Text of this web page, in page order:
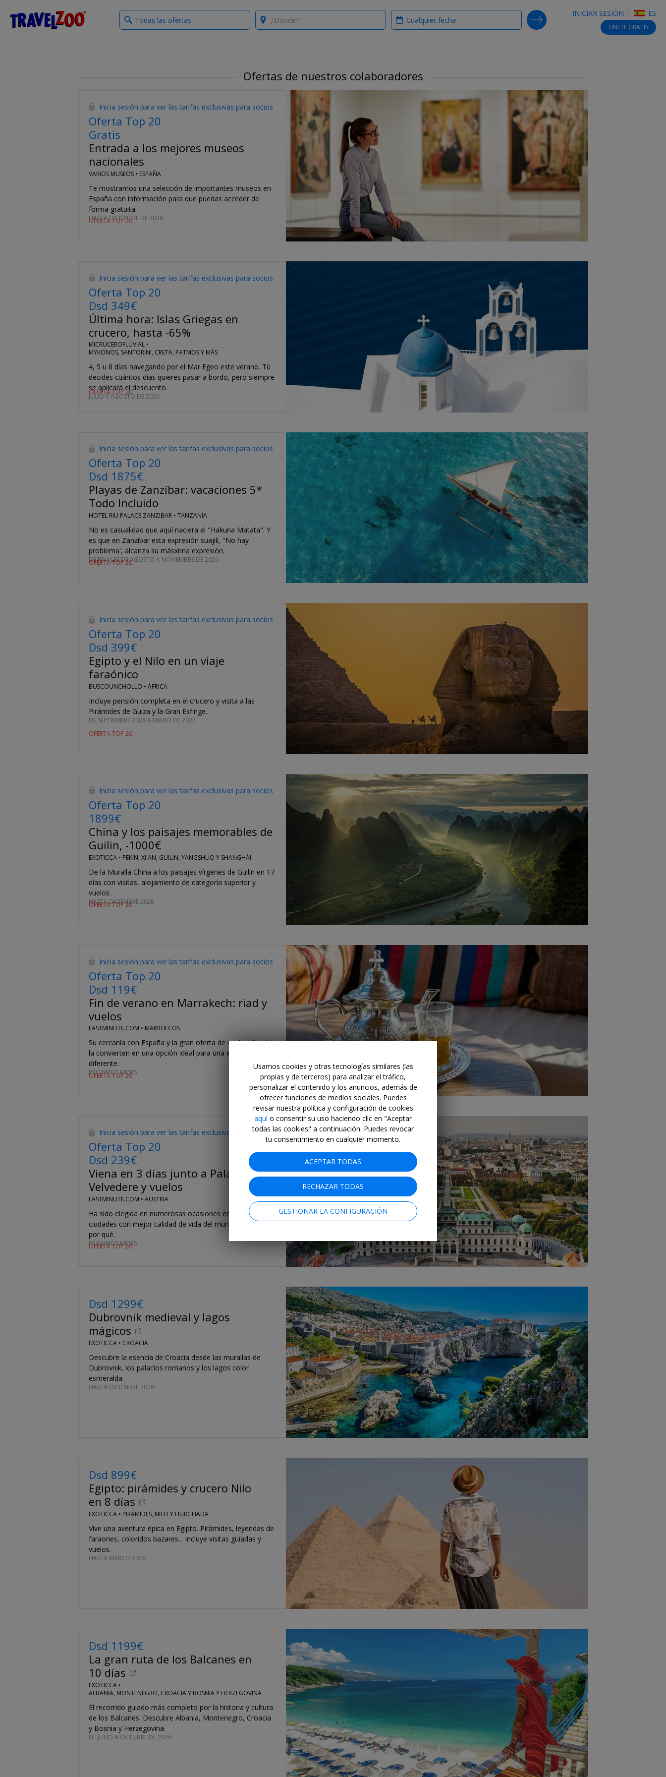
Travelzoo INICIAR SESIÓN ES
ÚNETE GRATIS
What
type
Where? When?
SEARCH DEALS
Ofertas de nuestros colaboradores
Inicia sesión para ver las tarifas exclusivas para socios
Oferta Top 20
Gratis
Entrada a los mejores museos
nacionales
VARIOS MUSEOS • ESPAÑA
Te mostramos una selección de importantes museos en
España con información para que puedas acceder de
forma gratuita.
HASTA DICIEMBRE DE 2026
OFERTA TOP 20
Inicia sesión para ver las tarifas exclusivas para socios
Oferta Top 20
Dsd 349€
Última hora: Islas Griegas en
crucero, hasta -65%
MICRUCEROFLUVIAL •
MYKONOS, SANTORINI, CRETA, PATMOS Y MÁS
4, 5 u 8 días navegando por el Mar Egeo este verano. Tú
decides cuántos días quieres pasar a bordo, pero siempre
se aplicará el descuento.
JULIO Y AGOSTO DE 2026
OFERTA TOP 20
Inicia sesión para ver las tarifas exclusivas para socios
Oferta Top 20
Dsd 1875€
Playas de Zanzíbar: vacaciones 5*
Todo Incluido
HOTEL RIU PALACE ZANZIBAR • TANZANIA
No es casualidad que aquí naciera el "Hakuna Matata". Y
es que en Zanzíbar esta expresión suajili, "No hay
problema', alcanza su másxima expresión.
DE FINALES DE AGOSTO A NOVIEMBRE DE 2026
OFERTA TOP 20
Inicia sesión para ver las tarifas exclusivas para socios
Oferta Top 20
Dsd 399€
Egipto y el Nilo en un viaje
faraónico
BUSCOUNCHOLLO • ÁFRICA
Incluye pensión completa en el crucero y visita a las
Pirámides de Guiza y la Gran Esfinge.
DE SEPTIEMBRE 2026 A ENERO DE 2027
OFERTA TOP 20
Inicia sesión para ver las tarifas exclusivas para socios
Oferta Top 20
1899€
China y los paisajes memorables de
Guilin, -1000€
EXOTICCA • PEKÍN, XI'AN, GUILIN, YANGSHUO Y SHANGHÁI
De la Muralla China a los paisajes vírgenes de Guilin en 17
días con visitas, alojamiento de categoría superior y
vuelos.
HASTA DICIEMBRE 2028
OFERTA TOP 20
Inicia sesión para ver las tarifas exclusivas para socios
Oferta Top 20
Dsd 119€
Fin de verano en Marrakech: riad y
vuelos
LASTMINUTE.COM • MARRUECOS
Su cercanía con España y la gran oferta de vuelos directos
la convierten en una opción ideal para una escapada
diferente.
PRÓXIMOS MESES
OFERTA TOP 20
Inicia sesión para ver las tarifas exclusivas para socios
Oferta Top 20
Dsd 239€
Viena en 3 días junto a Palacio
Velvedere y vuelos
LASTMINUTE.COM • AUSTRIA
Ha sido elegida en numerosas ocasiones entre las
ciudades con mejor calidad de vida del mundo. Descubre
por qué.
PRÓXIMOS MESES
OFERTA TOP 20
Dsd 1299€
Dubrovnik medieval y lagos
mágicos
EXOTICCA • CROACIA
Descubre la esencia de Croacia desde las murallas de
Dubrovnik, los palacios romanos y los lagos color
esmeralda.
HASTA DICIEMBRE 2026
Dsd 899€
Egipto: pirámides y crucero Nilo
en 8 días
EXOTICCA • PIRÁMIDES, NILO Y HURGHADA
Vive una aventura épica en Egipto. Pirámides, leyendas de
faraones, coloridos bazares... Incluye visitas guiadas y
vuelos.
HASTA MARZO 2026
Dsd 1199€
La gran ruta de los Balcanes en
10 días
EXOTICCA •
ALBANIA, MONTENEGRO, CROACIA Y BOSNIA Y HERZEGOVINA
El recorrido guiado más completo por la historia y cultura
de los Balcanes. Descubre Albania, Montenegro, Croacia
y Bosnia y Herzegovina.
DE JULIO A OCTUBRE DE 2026
Usamos cookies y otras tecnologías similares (las
propias y de terceros) para analizar el tráfico,
personalizar el contenido y los anuncios, además de
ofrecer funciones de medios sociales. Puedes
revisar nuestra política y configuración de cookies
aquío consentir su uso haciendo clic en "Aceptar
todas las cookies" a continuación. Puedes revocar
tu consentimiento en cualquier momento.
ACEPTAR TODAS
RECHAZAR TODAS
GESTIONAR LA CONFIGURACIÓN